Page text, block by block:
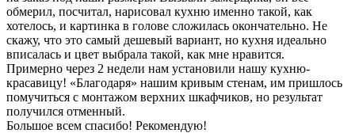
обмерил, посчитал, нарисовал кухню именно такой, как
хотелось, и картинка в голове сложилась окончательно. Не
скажу, что это самый дешевый вариант, но кухня идеально
вписалась и цвет выбрала такой, как мне нравится.
Примерно через 2 недели нам установили нашу кухню-
красавицу! «Благодаря» нашим кривым стенам, им пришлось
помучиться с монтажом верхних шкафчиков, но результат
получился отменный.
Большое всем спасибо! Рекомендую!